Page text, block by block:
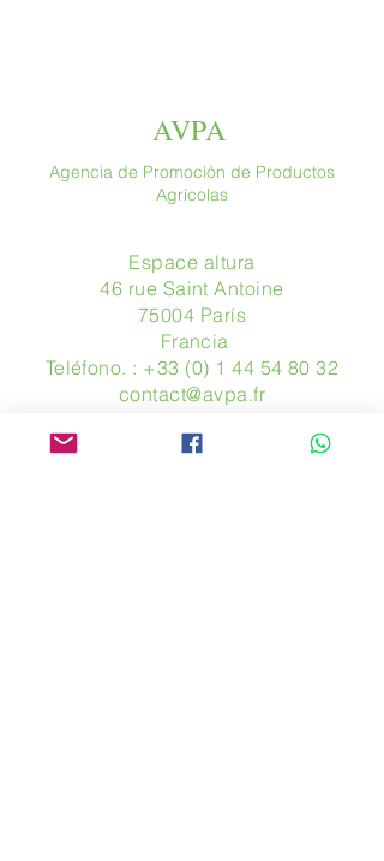
AVPA
Agencia de Promoción de Productos
Agrícolas
Espace altura
46 rue Saint Antoine
75004 París
​ Francia
Teléfono. : +33 (0) 1 44 54 80 32
contact@avpa.fr